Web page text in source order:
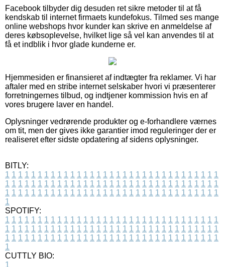
Facebook tilbyder dig desuden ret sikre metoder til at få
kendskab til internet firmaets kundefokus. Tilmed ses mange
online webshops hvor kunder kan skrive en anmeldelse af
deres købsoplevelse, hvilket lige så vel kan anvendes til at
få et indblik i hvor glade kunderne er.
Hjemmesiden er finansieret af indtægter fra reklamer. Vi har
aftaler med en stribe internet selskaber hvori vi præsenterer
forretningernes tilbud, og indtjener kommission hvis en af
vores brugere laver en handel.
Oplysninger vedrørende produkter og e-forhandlere værnes
om tit, men der gives ikke garantier imod reguleringer der er
realiseret efter sidste opdatering af sidens oplysninger.
BITLY:
1 1 1 1 1 1 1 1 1 1 1 1 1 1 1 1 1 1 1 1 1 1 1 1 1 1 1 1 1 1 1 1 1
1 1 1 1 1 1 1 1 1 1 1 1 1 1 1 1 1 1 1 1 1 1 1 1 1 1 1 1 1 1 1 1 1
1 1 1 1 1 1 1 1 1 1 1 1 1 1 1 1 1 1 1 1 1 1 1 1 1 1 1 1 1 1 1 1 1
1
SPOTIFY:
1 1 1 1 1 1 1 1 1 1 1 1 1 1 1 1 1 1 1 1 1 1 1 1 1 1 1 1 1 1 1 1 1
1 1 1 1 1 1 1 1 1 1 1 1 1 1 1 1 1 1 1 1 1 1 1 1 1 1 1 1 1 1 1 1 1
1 1 1 1 1 1 1 1 1 1 1 1 1 1 1 1 1 1 1 1 1 1 1 1 1 1 1 1 1 1 1 1 1
1
CUTTLY BIO:
1